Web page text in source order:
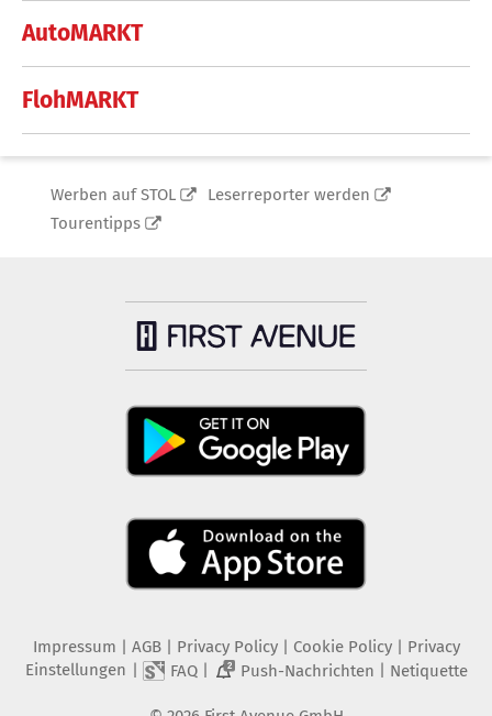
AutoMARKT
FlohMARKT
Werben auf STOL
Leserreporter werden
Tourentipps
Impressum | AGB | Privacy Policy| Cookie Policy| Privacy
Einstellungen | FAQ| 2 Push-Nachrichten | Netiquette